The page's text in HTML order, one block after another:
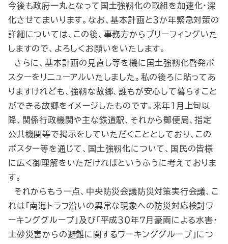
今後も政府一丸となって国土強靱化の取組を加速化・深
化させてまいります。なお、基本計画と３か年緊急対策の
詳細については、この後、事務方からブリーフィングいた
しますので、よろしくお願いをいたします。
さらに、基本計画の見直し等を機に国土強靱化啓発ポ
スターをリニューアルいたしました。私の後ろに貼ってあ
りますけれども、強靱な故郷、誰もが安心して暮らすこと
ができる故郷をイメージしたものです。来年１月上旬以
降、関係行政機関や主な鉄道駅、それから郵便局、指定
公共機関等で掲示をしていただくこととしており、この
ポスター等を通じて、国土強靱化について、国民の皆様
に広く御理解をいただければというふうに考えておりま
す。
それからもう一点、中央防災会議防災対策実行会議、こ
れは｢南海トラフ沿いの異常な現象への防災対応検討ワ
ーキンググループ｣及び「平成３０年７月豪雨による水害・
土砂災害からの避難に関するワーキンググループ」につ